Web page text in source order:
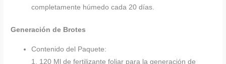
completamente húmedo cada 20 días.
Generación de Brotes
Contenido del Paquete:
1. 120 Ml de fertilizante foliar para la generación de